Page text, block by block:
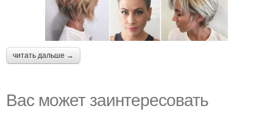
читать дальше →
Вас может заинтересовать